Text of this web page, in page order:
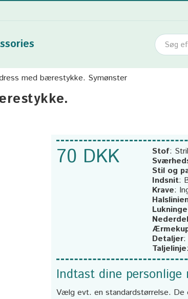
med bærestykke. Symønster
70 DKK Stof:
Stil og
Indsnit:
Krave:
Detaljer:
Taljelinje
Indtast dine
Vælg evt. en standardstørrelse.